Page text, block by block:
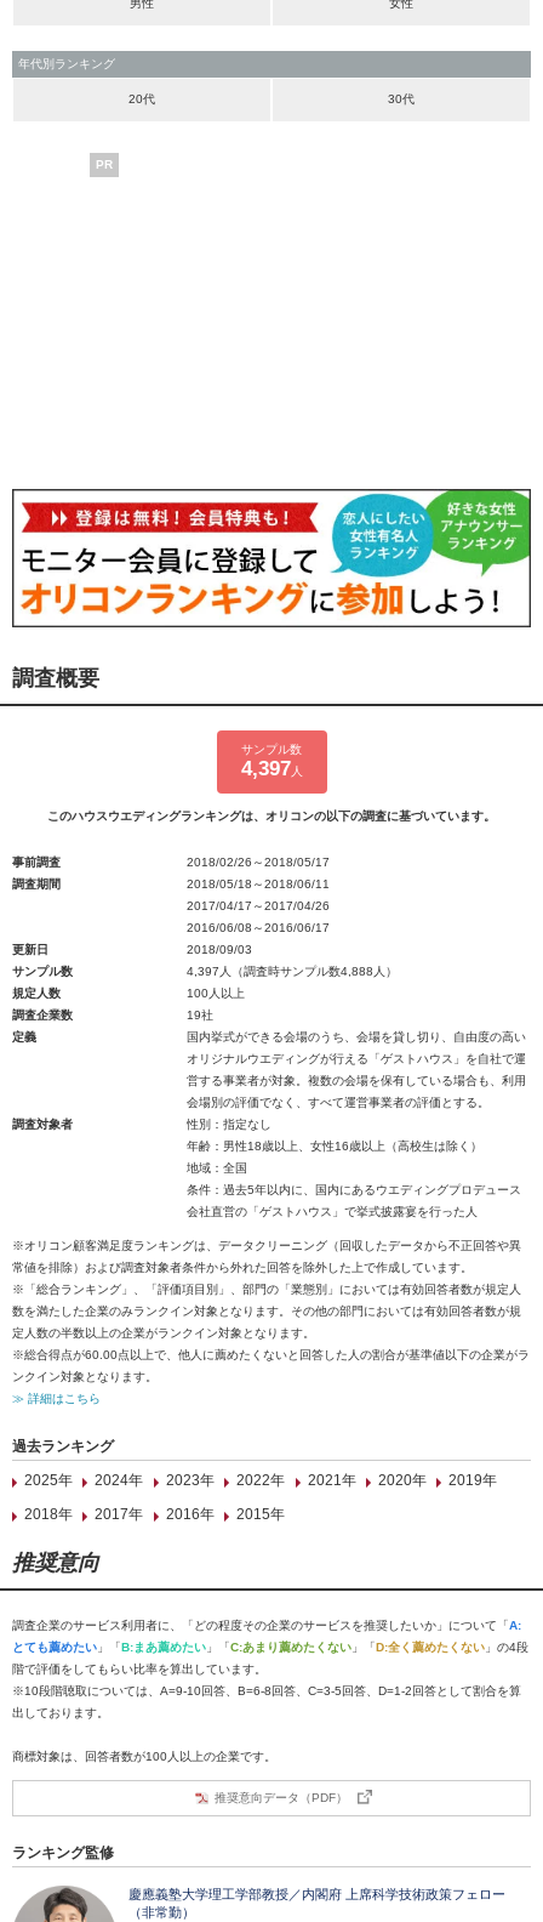
男性 女性
年代別ランキング
20代 30代
PR
調査概要
サンプル数
4,397 人
このハウスウエディングランキングは、オリコンの以下の調査に基づいています。
事前調査
2018/02/26～2018/05/17
調査期間
2018/05/18～2018/06/11
2017/04/17～2017/04/26
2016/06/08～2016/06/17
更新日
2018/09/03
サンプル数
4,397人（調査時サンプル数4,888人）
規定人数
100人以上
調査企業数
19社
定義
国内挙式ができる会場のうち、会場を貸し切り、自由度の高い
オリジナルウエディングが行える「ゲストハウス」を自社で運
営する事業者が対象。複数の会場を保有している場合も、利用
会場別の評価でなく、すべて運営事業者の評価とする。
調査対象者
性別：指定なし
年齢：男性18歳以上、女性16歳以上（高校生は除く）
地域：全国
条件：過去5年以内に、国内にあるウエディングプロデュース
会社直営の「ゲストハウス」で挙式披露宴を行った人
※オリコン顧客満足度ランキングは、データクリーニング（回収したデータから不正回答や異
常値を排除）および調査対象者条件から外れた回答を除外した上で作成しています。
※「総合ランキング」、「評価項目別」、部門の「業態別」においては有効回答者数が規定人
数を満たした企業のみランクイン対象となります。その他の部門においては有効回答者数が規
定人数の半数以上の企業がランクイン対象となります。
※総合得点が60.00点以上で、他人に薦めたくないと回答した人の割合が基準値以下の企業がラ
ンクイン対象となります。
≫ 詳細はこちら
過去ランキング
2025年
2024年 2023年 2022年 2021年 2020年
2019年
2018年
2017年 2016年 2015年
推奨意向
調査企業のサービス利用者に、「どの程度その企業のサービスを推奨したいか」について「A:
とても薦めたい 」「B:まあ薦めたい 」「C:あまり薦めたくない 」「D:全く薦めたくない 」の4段
階で評価をしてもらい比率を算出しています。
※10段階聴取については、A=9-10回答、B=6-8回答、C=3-5回答、D=1-2回答として割合を算
出しております。
商標対象は、回答者数が100人以上の企業です。
推奨意向データ（PDF）
ランキング監修
慶應義塾大学理工学部教授／内閣府 上席科学技術政策フェロー
（非常勤）